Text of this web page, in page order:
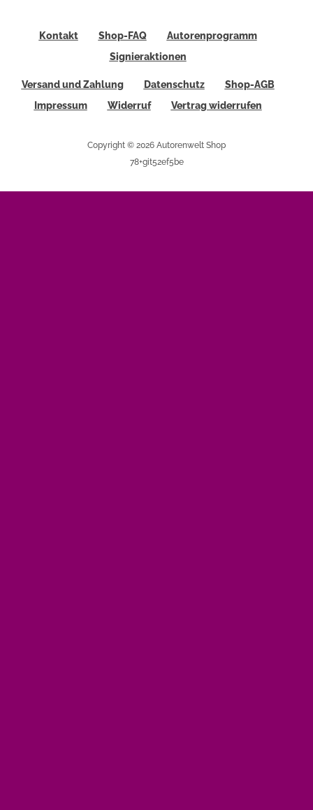
Kontakt Shop-FAQ
Autorenprogramm
Signieraktionen
Versand und Zahlung Datenschutz
Shop-AGB
Impressum
Widerruf Vertrag widerrufen
Copyright © 2026 Autorenwelt Shop
78+git52ef5be